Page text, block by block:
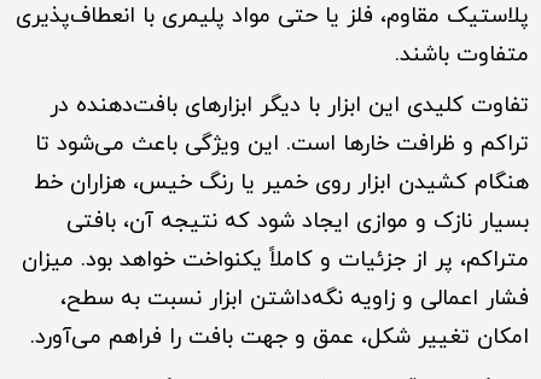
پلاستیک مقاوم، فلز یا حتی مواد پلیمری با انعطاف‌پذیری
متفاوت باشند.
تفاوت کلیدی این ابزار با دیگر ابزارهای بافت‌دهنده در
تراکم و ظرافت خارها است. این ویژگی باعث می‌شود تا
هنگام کشیدن ابزار روی خمیر یا رنگ خیس، هزاران خط
بسیار نازک و موازی ایجاد شود که نتیجه آن، بافتی
متراکم، پر از جزئیات و کاملاً یکنواخت خواهد بود. میزان
فشار اعمالی و زاویه نگه‌داشتن ابزار نسبت به سطح،
امکان تغییر شکل، عمق و جهت بافت را فراهم می‌آورد.